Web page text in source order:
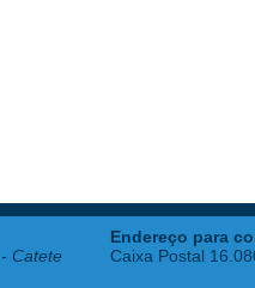
Catete
Endereço para
Caixa Postal